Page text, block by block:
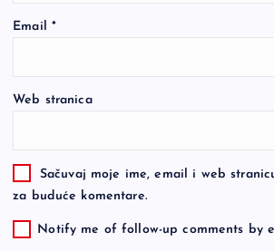
Email *
Web stranica
Sačuvaj moje ime, email i web
za buduće komentare.
Notify me of follow-up comments by